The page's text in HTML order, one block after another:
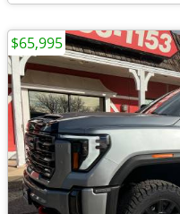
$65,995